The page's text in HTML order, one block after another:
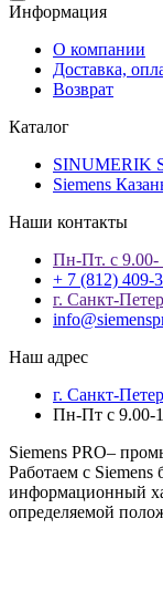
Информация
О компании
Доставка,
Возврат
Каталог
SINUMERIK
Siemens
Наши контакты
Пн-Пт. с
+ 7 (812) 409-
г. Санкт-
Наш адрес
г. Санкт-
Пн-Пт с 9.00-
Siemens PRO–
Работаем с
информационный
определяемой